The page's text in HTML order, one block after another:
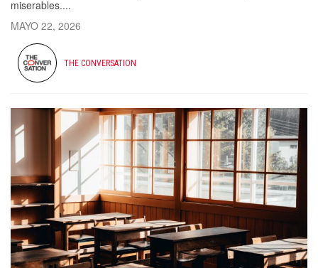
miserables....
MAYO 22, 2026
THE CONVERSATION